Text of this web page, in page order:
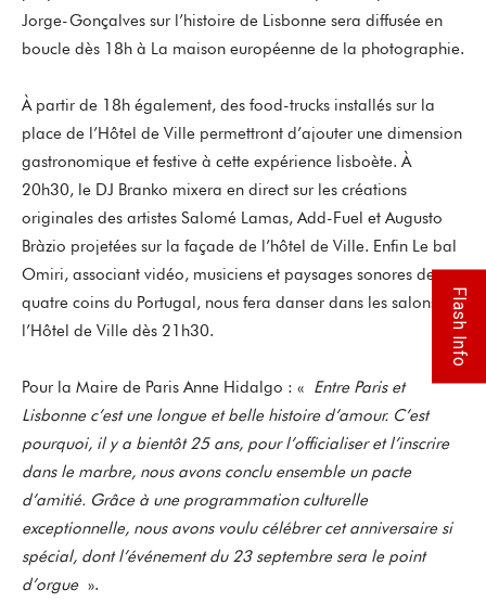
Jorge-Gonçalves sur l’histoire de Lisbonne sera diffusée en
boucle dès 18h à La maison européenne de la photographie.
À partir de 18h également, des food-trucks installés sur la
place de l’Hôtel de Ville permettront d’ajouter une dimension
gastronomique et festive à cette expérience lisboète. À
20h30, le DJ Branko mixera en direct sur les créations
originales des artistes Salomé Lamas, Add-Fuel et Augusto
Bràzio projetées sur la façade de l’hôtel de Ville. Enfin Le bal
Omiri, associant vidéo, musiciens et paysages sonores des
quatre coins du Portugal, nous fera danser dans les salons de
l’Hôtel de Ville dès 21h30.
Pour la Maire de Paris Anne Hidalgo : « Entre Paris et
Lisbonne c’est une longue et belle histoire d’amour. C’est
pourquoi, il y a bientôt 25 ans, pour l’officialiser et l’inscrire
dans le marbre, nous avons conclu ensemble un pacte
d’amitié. Grâce à une programmation culturelle
exceptionnelle, nous avons voulu célébrer cet anniversaire si
spécial, dont l’événement du 23 septembre sera le point
d’orgue».
Flash Info